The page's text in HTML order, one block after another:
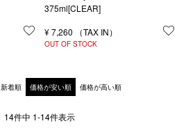
お気に入りに登録する
375ml[CLEAR]
¥7,260
OUT OF STOCK
新着順 価格が安い順 価格が高い順
14件中 1-14件表示